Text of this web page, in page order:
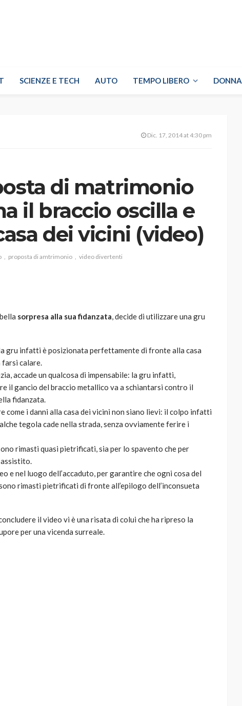
SCIENZE E TECH AUTO TEMPO LIBERO DONNA
Dic. 17, 2014 at 4:30 pm
di matrimonio
il braccio oscilla e
dei vicini (video)
proposta di amtrimonio video divertenti
sorpresa alla sua fidanzata, decide di utilizzare una gru
gru infatti è posizionata perfettamente di fronte alla casa
farsi calare.
accade un qualcosa di impensabile: la gru infatti,
il gancio del braccio metallico va a schiantarsi contro il
fidanzata.
i danni alla casa dei vicini non siano lievi: il colpo infatti
tegola cade nella strada, senza ovviamente ferire i
rimasti quasi pietrificati, sia per lo spavento che per
assistito.
e nel luogo dell’accaduto, per garantire che ogni cosa del
rimasti pietrificati di fronte all’epilogo dell’inconsueta
il video vi è una risata di colui che ha ripreso la
per una vicenda surreale.
quale
prato
785
Davis: tennis mondiale e
l’automobilismo
god 9 mesi ago